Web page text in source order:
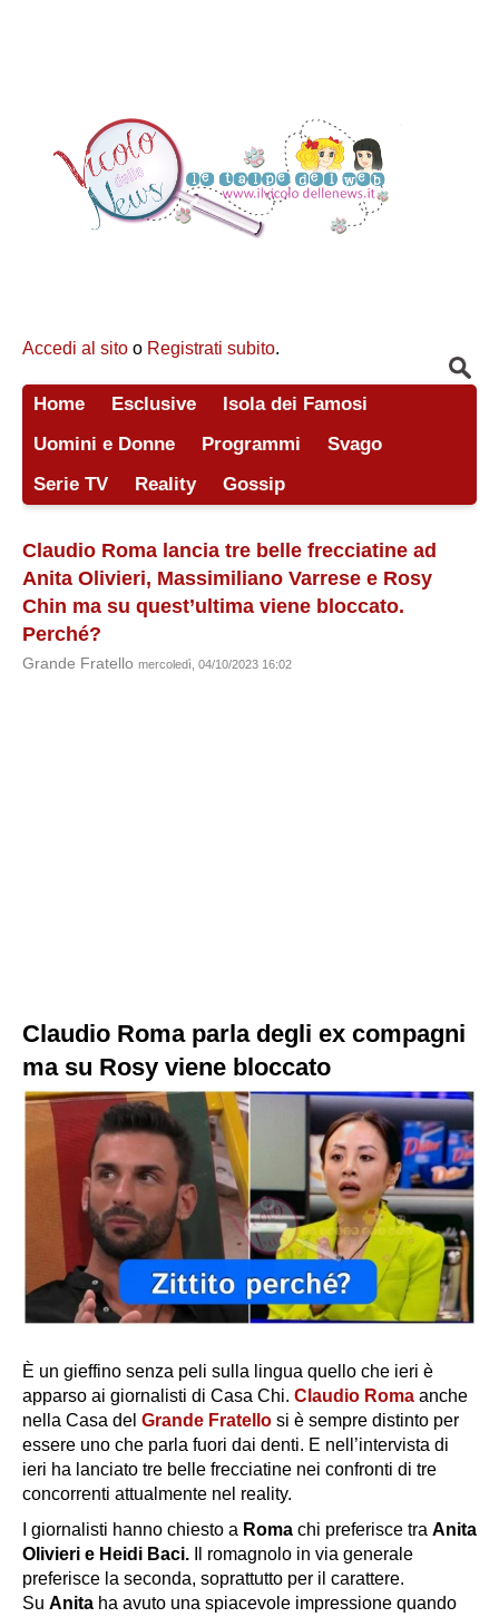
Accedi al sito o Registrati subito.
Home Esclusive
Isola dei Famosi
Uomini e Donne
Programmi
Svago
Serie TV
Reality Gossip
Claudio Roma lancia tre belle frecciatine ad
Anita Olivieri, Massimiliano Varrese e Rosy
Chin ma su quest’ultima viene bloccato.
Perché?
Grande Fratello mercoledì, 04/10/2023 16:02
Claudio Roma parla degli ex compagni
ma su Rosy viene bloccato
È un gieffino senza peli sulla lingua quello che ieri è
apparso ai giornalisti di Casa Chi. Claudio Roma anche
nella Casa del Grande Fratello si è sempre distinto per
essere uno che parla fuori dai denti. E nell’intervista di
ieri ha lanciato tre belle frecciatine nei confronti di tre
concorrenti attualmente nel reality.
I giornalisti hanno chiesto a Roma chi preferisce tra Anita
Olivieri e Heidi Baci.
Il romagnolo in via generale
preferisce la seconda, soprattutto per il carattere.
Su Anita ha avuto una spiacevole impressione quando